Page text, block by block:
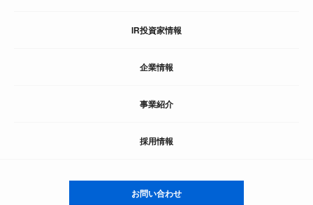
IR投資家情報
企業情報
事業紹介
採用情報
お問い合わせ